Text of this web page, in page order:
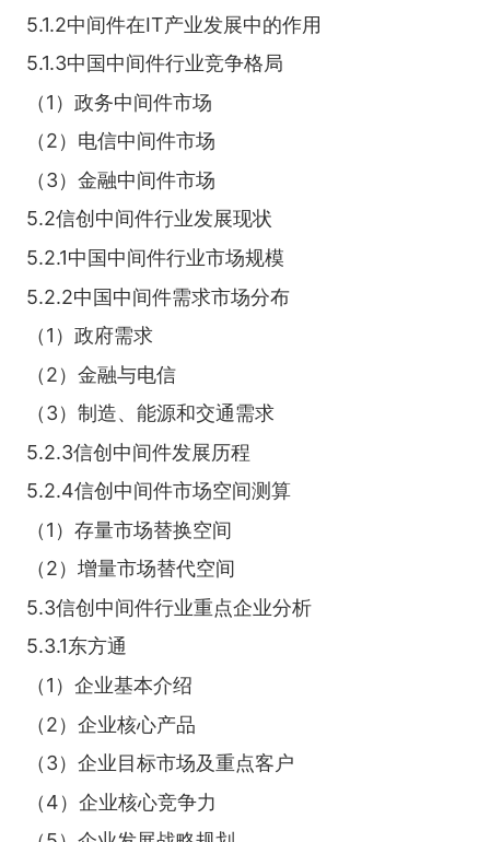
5.1.2中间件在IT产业发展中的作用
5.1.3中国中间件行业竞争格局
（1）政务中间件市场
（2）电信中间件市场
（3）金融中间件市场
5.2信创中间件行业发展现状
5.2.1中国中间件行业市场规模
5.2.2中国中间件需求市场分布
（1）政府需求
（2）金融与电信
（3）制造、能源和交通需求
5.2.3信创中间件发展历程
5.2.4信创中间件市场空间测算
（1）存量市场替换空间
（2）增量市场替代空间
5.3信创中间件行业重点企业分析
5.3.1东方通
（1）企业基本介绍
（2）企业核心产品
（3）企业目标市场及重点客户
（4）企业核心竞争力